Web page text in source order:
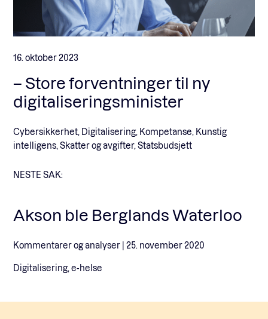
16. oktober 2023
– Store forventninger til ny
digitaliseringsminister
Cybersikkerhet, Digitalisering, Kompetanse, Kunstig
intelligens, Skatter og avgifter, Statsbudsjett
NESTE SAK:
Akson ble Berglands Waterloo
Kommentarer og analyser | 25. november 2020
Digitalisering, e-helse